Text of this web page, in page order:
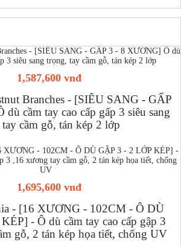
1,587,600 vnđ
Branches - [SIÊU SANG - GẤP
cầm tay cao cấp gấp 3 siêu sang
cầm gỗ, tán kép 2 lớp
1,695,600 vnđ
- [16 XƯƠNG - 102CM - Ô DÙ
- Ô dù cầm tay cao cấp gập 3
gỗ, 2 tán kép họa tiết, chống UV